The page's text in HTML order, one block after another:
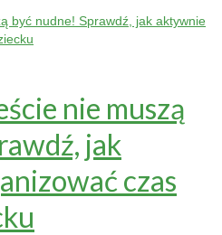
nie muszą
jak
czas